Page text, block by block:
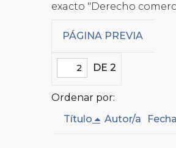
exacto "Derecho
PÁGINA PREVIA
DE 2
Ordenar por:
Título
Autor/a Fecha